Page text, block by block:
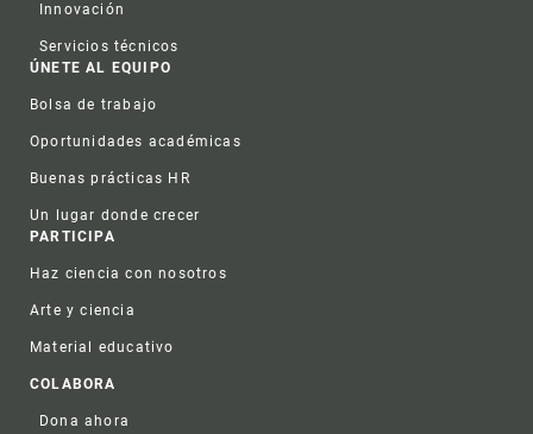
Innovación
Servicios técnicos
ÚNETE AL EQUIPO
Bolsa de trabajo
Oportunidades académicas
Buenas prácticas HR
Un lugar donde crecer
PARTICIPA
Haz ciencia con nosotros
Arte y ciencia
Material educativo
COLABORA
Dona ahora